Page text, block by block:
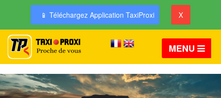
📱 Téléchargez Application TaxiProxi X
MENU